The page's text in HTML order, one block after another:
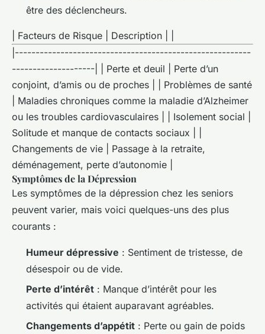
être des déclencheurs.
| Facteurs de Risque | Description | |
|---------------------------------------------------------
--------------------| | Perte et deuil | Perte d’un
conjoint, d’amis ou de proches | | Problèmes de santé
| Maladies chroniques comme la maladie d’Alzheimer
ou les troubles cardiovasculaires | | Isolement social |
Solitude et manque de contacts sociaux | |
Changements de vie | Passage à la retraite,
déménagement, perte d’autonomie |
Symptômes de la Dépression
Les symptômes de la dépression chez les seniors
peuvent varier, mais voici quelques-uns des plus
courants :
Humeur dépressive : Sentiment de tristesse, de
désespoir ou de vide.
Perte d’intérêt : Manque d’intérêt pour les
activités qui étaient auparavant agréables.
Changements d’appétit : Perte ou gain de poids